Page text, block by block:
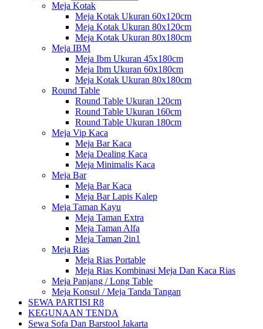
Meja Kotak
Meja Kotak Ukuran 60x120cm
Meja Kotak Ukuran 80x120cm
Meja Kotak Ukuran 80x180cm
Meja IBM
Meja Ibm Ukuran 45x180cm
Meja Ibm Ukuran 60x180cm
Meja Kotak Ukuran 80x180cm
Round Table
Round Table Ukuran 120cm
Round Table Ukuran 160cm
Round Table Ukuran 180cm
Meja Vip Kaca
Meja Bar Kaca
Meja Dealing Kaca
Meja Minimalis Kaca
Meja Bar
Meja Bar Kaca
Meja Bar Lapis Kalep
Meja Taman Kayu
Meja Taman Extra
Meja Taman Alfa
Meja Taman 2in1
Meja Rias
Meja Rias Portable
Meja Rias Kombinasi Meja Dan Kaca Rias
Meja Panjang / Long Table
Meja Konsul / Meja Tanda Tangan
SEWA PARTISI R8
KEGUNAAN TENDA
Sewa Sofa Dan Barstool Jakarta